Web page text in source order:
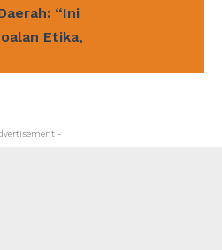
“Ini
Etika,
-